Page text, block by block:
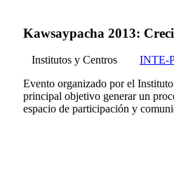
Kawsaypacha 2013:
Institutos y Centros
INTE-
Evento organizado por el
principal objetivo generar un
espacio de participación y